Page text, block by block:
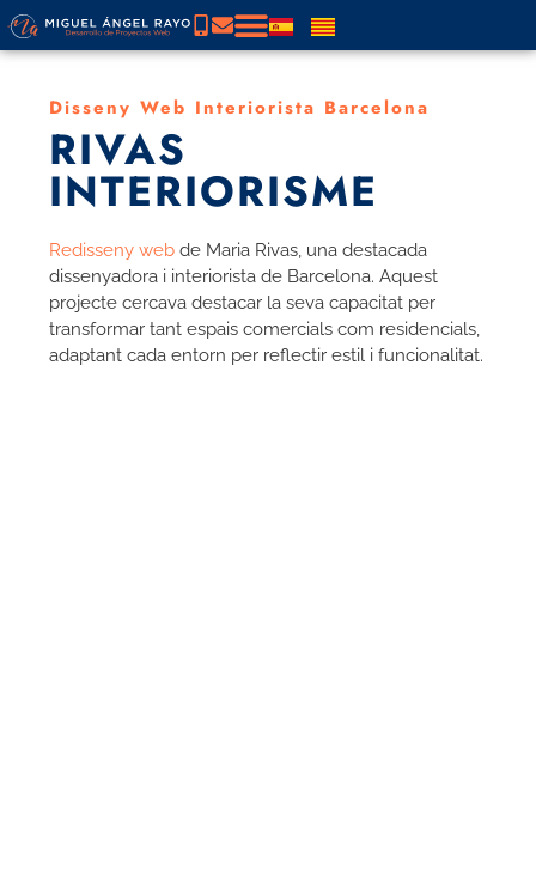
Disseny Web Interiorista Barcelona
RIVAS
INTERIORISME
Redisseny web de Maria Rivas, una destacada
dissenyadora i interiorista de Barcelona. Aquest
projecte cercava destacar la seva capacitat per
transformar tant espais comercials com residencials,
adaptant cada entorn per reflectir estil i funcionalitat.